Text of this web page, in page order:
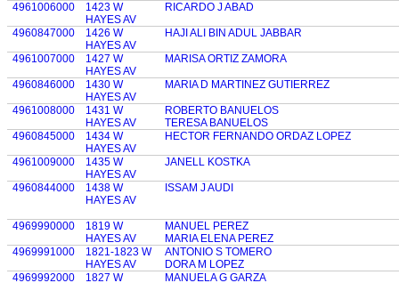
4961006000
1423 W
HAYES AV
RICARDO J ABAD
4960847000
1426 W
HAYES AV
HAJI ALI BIN ADUL JABBAR
4961007000
1427 W
HAYES AV
MARISA ORTIZ ZAMORA
4960846000
1430 W
HAYES AV
MARIA D MARTINEZ GUTIERREZ
4961008000
1431 W
HAYES AV
ROBERTO BANUELOS
TERESA BANUELOS
4960845000
1434 W
HAYES AV
HECTOR FERNANDO ORDAZ LOPEZ
4961009000
1435 W
HAYES AV
JANELL KOSTKA
4960844000
1438 W
HAYES AV
ISSAM J AUDI
4969990000
1819 W
HAYES AV
MANUEL PEREZ
MARIA ELENA PEREZ
4969991000
1821-1823 W
HAYES AV
ANTONIO S TOMERO
DORA M LOPEZ
4969992000
1827 W
MANUELA G GARZA